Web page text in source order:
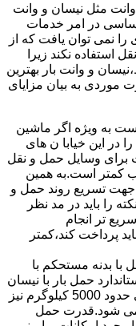
مثل نیسان و وانت
در امر خدمات
نمی توان یافت که از
استفاده نکند زیرا
و وانت بار بهترین
موردی به بیان مزایای
به ویژه اگر ماشین
در این خیابا ن های
برای وسایل حمل و نقل
کمتر است.به همین
تسریع روند حمل و
را باید در مد نظر
تر انجام
پرداخت کند،کمتر
با بدنه مستحکم با
حمل بار با نیسان
2800 کیلو است اما دوبرابر این مقدار یعنی حدود 5000 کیلوگرم نیز
می شود.قدرت حمل